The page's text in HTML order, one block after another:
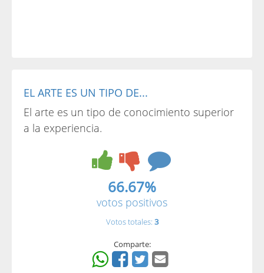
EL ARTE ES UN TIPO DE...
El arte es un tipo de conocimiento superior
a la experiencia.
66.67%
votos positivos
Votos totales: 3
Comparte: